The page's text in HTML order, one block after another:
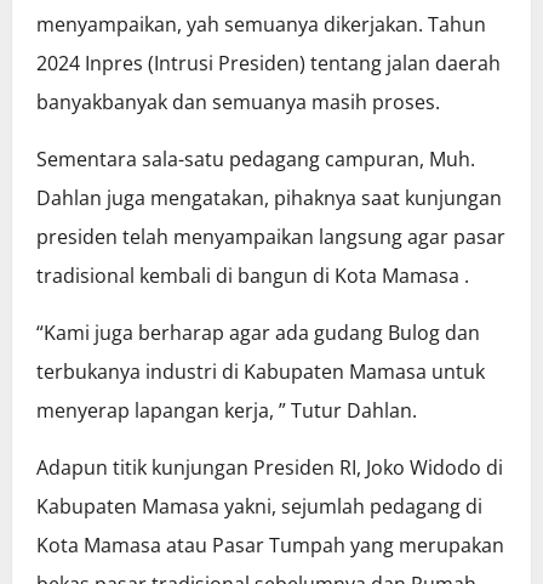
menyampaikan, yah semuanya dikerjakan. Tahun
2024 Inpres (Intrusi Presiden) tentang jalan daerah
banyakbanyak dan semuanya masih proses.
Sementara sala-satu pedagang campuran, Muh.
Dahlan juga mengatakan, pihaknya saat kunjungan
presiden telah menyampaikan langsung agar pasar
tradisional kembali di bangun di Kota Mamasa .
“Kami juga berharap agar ada gudang Bulog dan
terbukanya industri di Kabupaten Mamasa untuk
menyerap lapangan kerja, ” Tutur Dahlan.
Adapun titik kunjungan Presiden RI, Joko Widodo di
Kabupaten Mamasa yakni, sejumlah pedagang di
Kota Mamasa atau Pasar Tumpah yang merupakan